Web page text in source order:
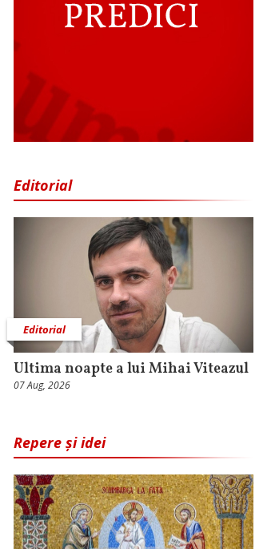
Editorial
Editorial
Ultima noapte a lui Mihai Viteazul
07 Aug, 2026
Repere și idei